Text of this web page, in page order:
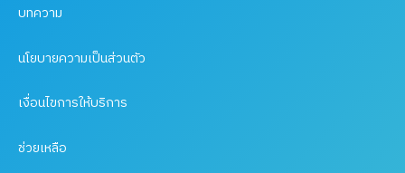
บทความ
นโยบายความเป็นส่วนตัว
เงื่อนไขการให้บริการ
ช่วยเหลือ